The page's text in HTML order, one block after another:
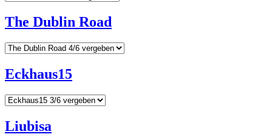
The Dublin Road
Eckhaus15
Liubisa